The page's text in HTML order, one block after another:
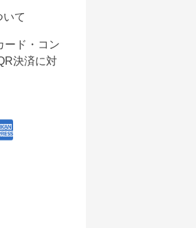
いて
ード・コン
決済に対